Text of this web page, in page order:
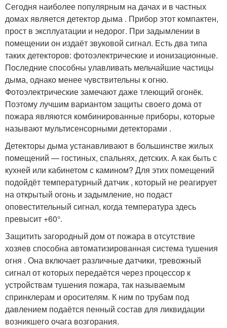
Сегодня наиболее популярным на дачах и в частных
домах является детектор дыма . Прибор этот компактен,
прост в эксплуатации и недорог. При задымлении в
помещении он издаёт звуковой сигнал. Есть два типа
таких детекторов: фотоэлектрические и ионизационные.
Последние способны улавливать мельчайшие частицы
дыма, однако менее чувствительны к огню.
Фотоэлектрические замечают даже тлеющий огонёк.
Поэтому лучшим вариантом защиты своего дома от
пожара являются комбинированные приборы, которые
называют мультисенсорными детекторами .
Детекторы дыма устанавливают в большинстве жилых
помещений — гостиных, спальнях, детских. А как быть с
кухней или кабинетом с камином? Для этих помещений
подойдёт температурный датчик , который не реагирует
на открытый огонь и задымление, но подаст
оповестительный сигнал, когда температура здесь
превысит +60°.
Защитить загородный дом от пожара в отсутствие
хозяев способна автоматизированная система тушения
огня . Она включает различные датчики, тревожный
сигнал от которых передаётся через процессор к
устройствам тушения пожара, так называемым
спринклерам и оросителям. К ним по трубам под
давлением подаётся пенный состав для ликвидации
возникшего очага возгорания.